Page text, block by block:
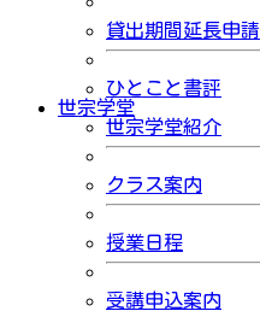
貸出期間延長申請
ひとこと書評
世宗学堂
世宗学堂紹介
クラス案内
授業日程
受講申込案内